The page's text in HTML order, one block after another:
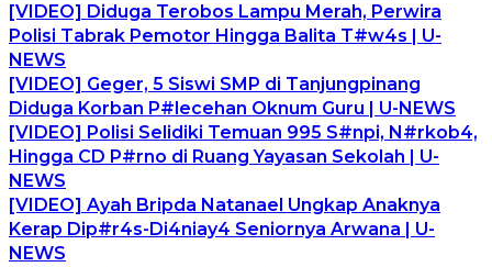
[VIDEO] Diduga Terobos Lampu Merah, Perwira
Polisi Tabrak Pemotor Hingga Balita T#w4s | U-
NEWS
[VIDEO] Geger, 5 Siswi SMP di Tanjungpinang
Diduga Korban P#lecehan Oknum Guru | U-NEWS
[VIDEO] Polisi Selidiki Temuan 995 S#npi, N#rkob4,
Hingga CD P#rno di Ruang Yayasan Sekolah | U-
NEWS
[VIDEO] Ayah Bripda Natanael Ungkap Anaknya
Kerap Dip#r4s-Di4niay4 Seniornya Arwana | U-
NEWS